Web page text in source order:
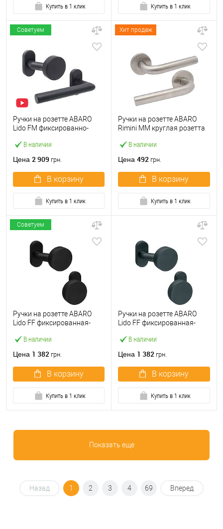
Купить в 1 клик Купить в 1 клик
Советуем
В наличии
Ручки на розетте ABARO
Lido FM фиксированно-
Цена 2 909 грн.
В корзину
Купить в 1 клик
Хит продаж
В наличии
Ручки на розетте ABARO
Rimini MM круглая розетта
Цена 492 грн.
В корзину
Купить в 1 клик
Советуем
В наличии
Ручки на розетте ABARO
Lido FF фиксированная-
Цена 1 382 грн.
В корзину
Купить в 1 клик
В наличии
Ручки на розетте ABARO
Lido FF фиксированная-
Цена 1 382 грн.
В корзину
Купить в 1 клик
Показать еще
Назад 1 2 3 4 69 Вперед